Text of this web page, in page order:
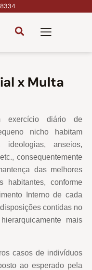
x Multa
exercício diário de
nicho habitam
ideologias, anseios,
consequentemente
das melhores
habitantes, conforme
Interno de cada
contidas no
mais
casos de indivíduos
ao esperado pela